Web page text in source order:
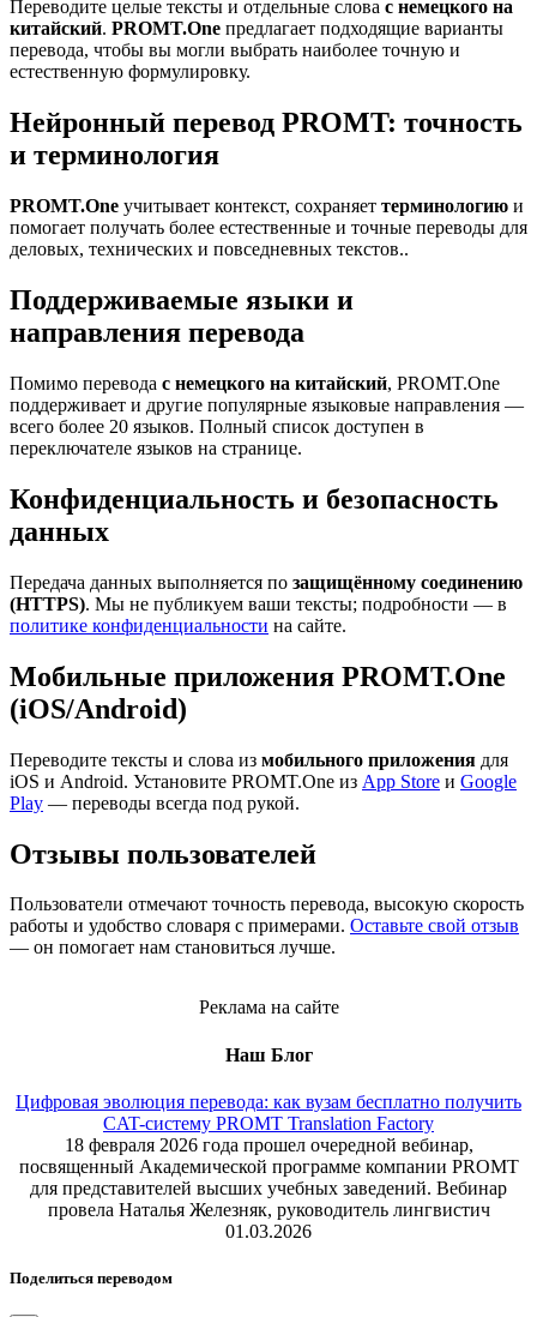
Переводите целые тексты и отдельные слова с немецкого на
китайский. PROMT.One предлагает подходящие варианты
перевода, чтобы вы могли выбрать наиболее точную и
естественную формулировку.
Нейронный перевод PROMT: точность
и терминология
PROMT.One учитывает контекст, сохраняет терминологию и
помогает получать более естественные и точные переводы для
деловых, технических и повседневных текстов..
Поддерживаемые языки и
направления перевода
Помимо перевода с немецкого на китайский, PROMT.One
поддерживает и другие популярные языковые направления —
всего более 20 языков. Полный список доступен в
переключателе языков на странице.
Конфиденциальность и безопасность
данных
Передача данных выполняется по защищённому соединению
(HTTPS). Мы не публикуем ваши тексты; подробности — в
политике конфиденциальности на сайте.
Мобильные приложения PROMT.One
(iOS/Android)
Переводите тексты и слова из мобильного приложения для
iOS и Android. Установите PROMT.One из App Store и Google
Play — переводы всегда под рукой.
Отзывы пользователей
Пользователи отмечают точность перевода, высокую скорость
работы и удобство словаря с примерами. Оставьте свой отзыв
— он помогает нам становиться лучше.
Реклама на сайте
Наш Блог
Цифровая эволюция перевода: как вузам бесплатно получить
CAT-систему PROMT Translation Factory
18 февраля 2026 года прошел очередной вебинар,
посвященный Академической программе компании PROMT
для представителей высших учебных заведений. Вебинар
провела Наталья Железняк, руководитель лингвистич
01.03.2026
Поделиться переводом